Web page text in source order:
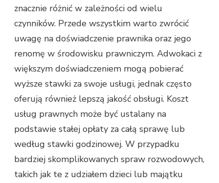
znacznie różnić w zależności od wielu
czynników. Przede wszystkim warto zwrócić
uwagę na doświadczenie prawnika oraz jego
renomę w środowisku prawniczym. Adwokaci z
większym doświadczeniem mogą pobierać
wyższe stawki za swoje usługi, jednak często
oferują również lepszą jakość obsługi. Koszt
usług prawnych może być ustalany na
podstawie stałej opłaty za całą sprawę lub
według stawki godzinowej. W przypadku
bardziej skomplikowanych spraw rozwodowych,
takich jak te z udziałem dzieci lub majątku